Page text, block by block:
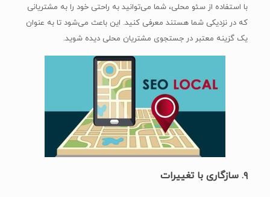
با استفاده از سئو محلی، شما می‌توانید به راحتی خود را به مشتریانی
که در نزدیکی شما هستند معرفی کنید. این باعث می‌شود تا به عنوان
یک گزینه معتبر در جستجوی مشتریان محلی دیده شوید.
۹. سازگاری با تغییرات